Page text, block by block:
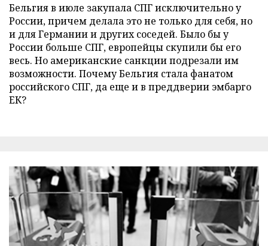
Бельгия в июле закупала СПГ исключительно у
России, причем делала это не только для себя, но
и для Германии и других соседей. Было бы у
России больше СПГ, европейцы скупили бы его
весь. Но американские санкции подрезали им
возможности. Почему Бельгия стала фанатом
российского СПГ, да еще и в преддверии эмбарго
ЕК?